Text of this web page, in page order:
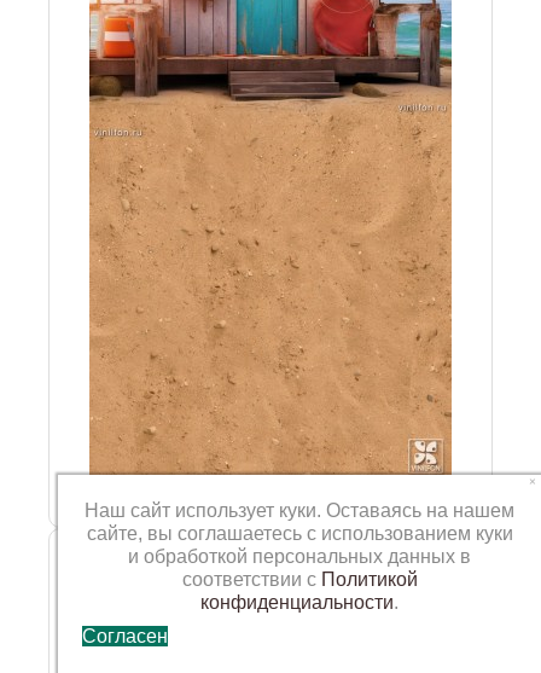
Фотофон VN-SP-229
×
Наш сайт использует куки. Оставаясь на нашем
сайте, вы соглашаетесь с использованием куки
и обработкой персональных данных в
соответствии с Политикой
конфиденциальности.
Согласен